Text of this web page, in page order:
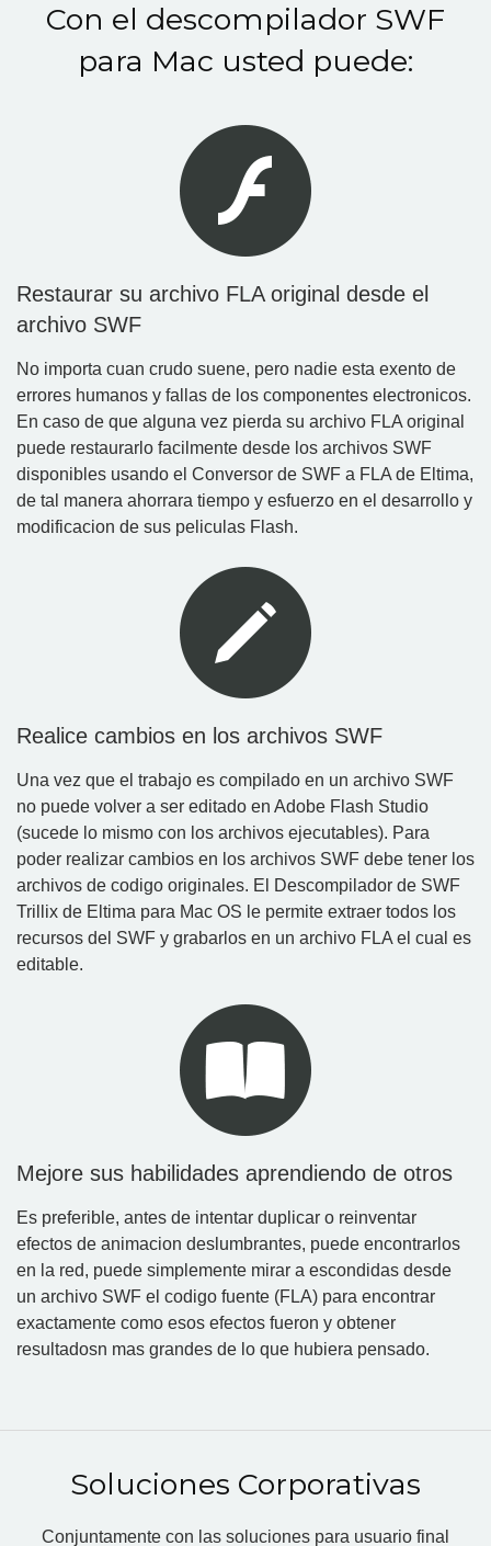
Con el descompilador SWF
para Mac usted puede:
Restaurar su archivo FLA original desde el
archivo SWF
No importa cuan crudo suene, pero nadie esta exento de
errores humanos y fallas de los componentes electronicos.
En caso de que alguna vez pierda su archivo FLA original
puede restaurarlo facilmente desde los archivos SWF
disponibles usando el Conversor de SWF a FLA de Eltima,
de tal manera ahorrara tiempo y esfuerzo en el desarrollo y
modificacion de sus peliculas Flash.
Realice cambios en los archivos SWF
Una vez que el trabajo es compilado en un archivo SWF
no puede volver a ser editado en Adobe Flash Studio
(sucede lo mismo con los archivos ejecutables). Para
poder realizar cambios en los archivos SWF debe tener los
archivos de codigo originales. El Descompilador de SWF
Trillix de Eltima para Mac OS le permite extraer todos los
recursos del SWF y grabarlos en un archivo FLA el cual es
editable.
Mejore sus habilidades aprendiendo de otros
Es preferible, antes de intentar duplicar o reinventar
efectos de animacion deslumbrantes, puede encontrarlos
en la red, puede simplemente mirar a escondidas desde
un archivo SWF el codigo fuente (FLA) para encontrar
exactamente como esos efectos fueron y obtener
resultadosn mas grandes de lo que hubiera pensado.
Soluciones Corporativas
Conjuntamente con las soluciones para usuario final